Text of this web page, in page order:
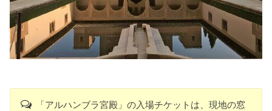
「アルハンブラ宮殿」の入場チケットは、現地の窓